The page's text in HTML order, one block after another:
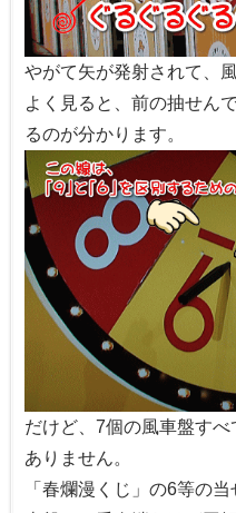
やがて矢が発射されて、
よく見ると、前の抽せん
るのが分かります。
だけど、7個の風車盤す
ありません。
「春爛漫くじ」の6等の